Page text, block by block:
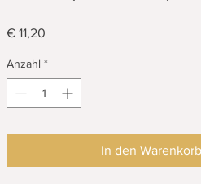
€ 11,20
Anzahl *
In den Warenkorb